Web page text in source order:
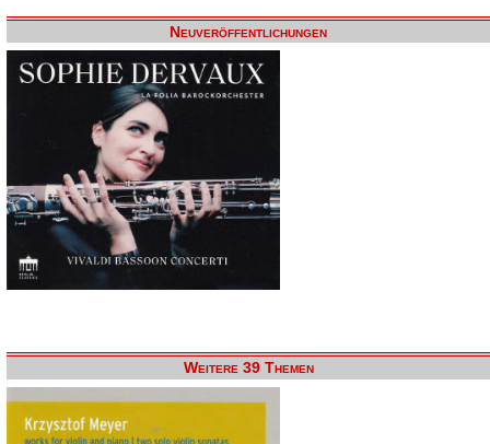
Neuveröffentlichungen
Weitere 39 Themen